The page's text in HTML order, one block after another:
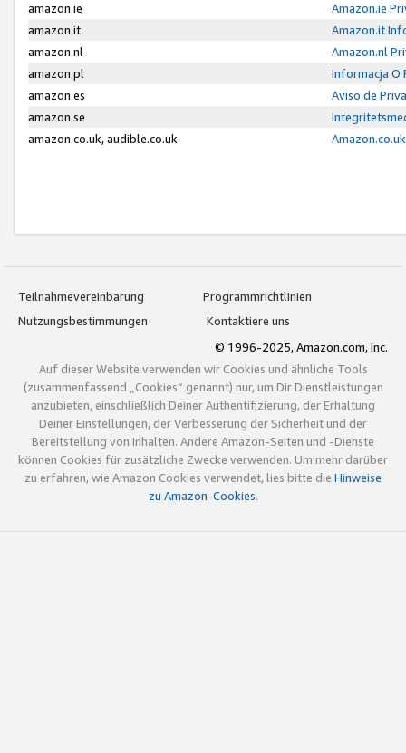
amazon.ie
Amazon.ie
amazon.it
Amazon.it
amazon.nl
Amazon.nl
amazon.pl
Informacja O
amazon.es
Aviso de
amazon.se
amazon.co.uk, audible.co.uk
Teilnahmevereinbarung
Programmrichtlinien
Nutzungsbestimmungen
Kontaktiere uns
© 1996-2025, Amazon.com, Inc.
Auf dieser Website verwenden wir Cookies und ähnliche Tools
(zusammenfassend „Cookies“ genannt) nur, um Dir Dienstleistungen
anzubieten, einschließlich Deiner Authentifizierung, der Erhaltung
Deiner Einstellungen, der Verbesserung der Sicherheit und der
Bereitstellung von Inhalten. Andere Amazon-Seiten und -Dienste
können Cookies für zusätzliche Zwecke verwenden. Um mehr darüber
zu erfahren, wie Amazon Cookies verwendet, lies bitte die Hinweise
zu Amazon-Cookies.